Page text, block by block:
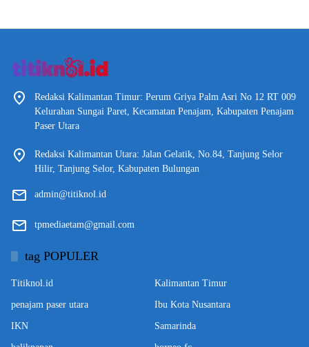
Redaksi Kalimantan Timur: Perum Griya Palm Asri No 12 RT 009
Kelurahan Sungai Paret, Kecamatan Penajam, Kabupaten Penajam
Paser Utara
Redaksi Kalimantan Utara: Jalan Gelatik, No.84, Tanjung Selor
Hilir, Tanjung Selor, Kabupaten Bulungan
admin@titiknol.id
tpmediaetam@gmail.com
tag POPULER
Titiknol.id Kalimantan Timur
penajam paser utara Ibu Kota Nusantara
IKN Samarinda